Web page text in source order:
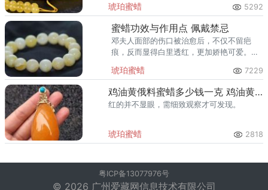
就包含的气泡外，颗粒与颗粒之间及搅动过
程中都会形成新的气泡。
琥珀蜜蜡 5292
蜜蜡功效与作用点 佩戴禁忌
邓夫人面部的伤口被治愈后，不仅不留疤
痕，反而显得白里透红，更加娇艳可爱。如
方》的忘忧散等，对治疗心经蓄热，小便赤
涩淋痛，颇有效验。
琥珀蜜蜡 7229
鸡油黄俄料蜜蜡多少钱一克 鸡油黄蜜蜡的特点
红的并不显眼，需细致观察才可发现。
琥珀蜜蜡 2818
粤ICP备13077976号
© 2026 广州爱藏网信息技术有限公司